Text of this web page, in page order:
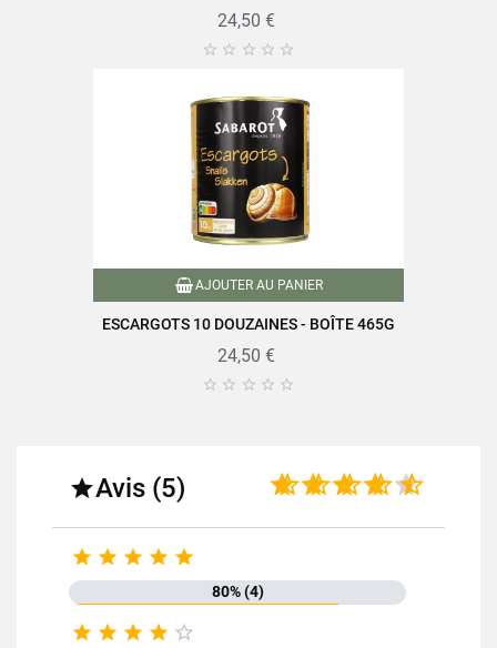
24,50 €
    
AJOUTER AU PANIER
ESCARGOTS 10 DOUZAINES - BOÎTE 465G
24,50 €
    
Avis (5)
    
80% (4)
    